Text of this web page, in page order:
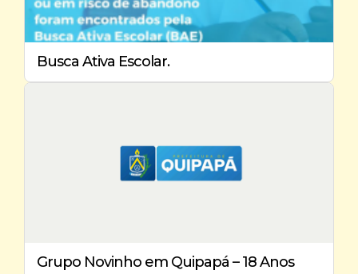
Busca Ativa Escolar.
Grupo Novinho em Quipapá – 18 Anos